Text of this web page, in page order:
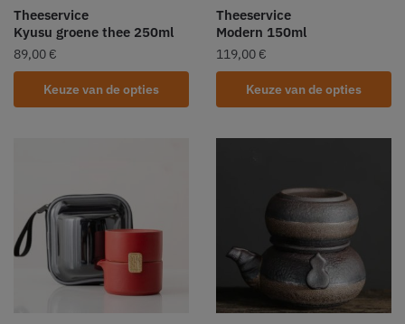
Theeservice
Kyusu groene thee 250ml
89,00 €
Keuze van de opties
Theeservice
Modern 150ml
119,00 €
Keuze van de opties